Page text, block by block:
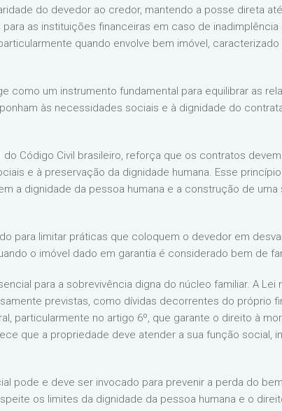
do devedor ao credor, mantendo a posse direta
as instituições financeiras em caso de inadimplência
quando envolve bem imóvel,
como um instrumento fundamental para equilibrar as
às necessidades sociais e à dignidade do
Código Civil brasileiro, reforça que os contratos
e à preservação da dignidade humana. Esse
a dignidade da pessoa humana e a construção de
para limitar práticas que coloquem o devedor em
o imóvel dado em garantia é considerado bem de
para a sobrevivência digna do núcleo familiar. A Lei
previstas, como dívidas decorrentes do próprio
particularmente no artigo 6º, que garante o direito à
que a propriedade deve atender a sua função social,
pode e deve ser invocado para prevenir a perda do
os limites da dignidade da pessoa humana e o